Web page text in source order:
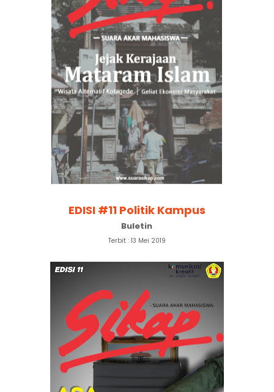
EDISI #11 Politik Kampus
Buletin
Terbit : 13 Mei 2019